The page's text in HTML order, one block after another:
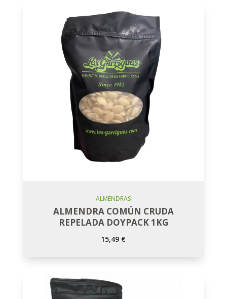
Añadir Al Carro
ALMENDRAS
ALMENDRA COMÚN CRUDA
REPELADA DOYPACK 1KG
15,49 €